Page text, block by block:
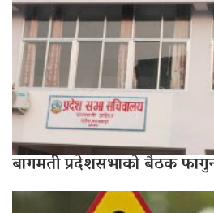
बागमती प्रदेशसभाको बैठक